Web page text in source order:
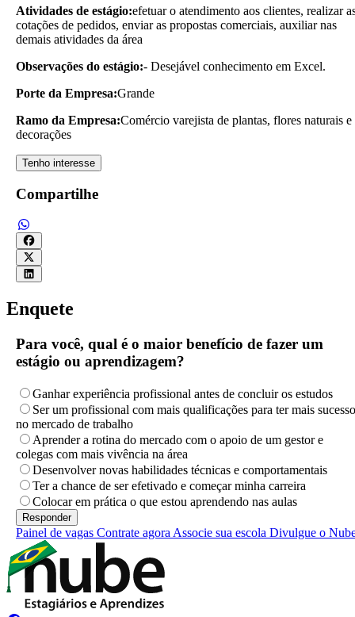
Atividades de estágio:efetuar o atendimento aos clientes, realizar
cotações de pedidos, enviar as propostas comerciais, auxiliar nas
demais atividades da área
Observações do estágio:- Desejável conhecimento em Excel.
Porte da Empresa:Grande
Ramo da Empresa:Comércio varejista de plantas, flores naturais e
decorações
Tenho interesse
Compartilhe
Enquete
Para você, qual é o maior benefício de fazer um
estágio ou aprendizagem?
Ganhar experiência profissional antes de concluir os estudos
Ser um profissional com mais qualificações para ter mais sucesso
no mercado de trabalho
Aprender a rotina do mercado com o apoio de um gestor e
colegas com mais vivência na área
Desenvolver novas habilidades técnicas e comportamentais
Ter a chance de ser efetivado e começar minha carreira
Colocar em prática o que estou aprendendo nas aulas
Painel de vagas Contrate agora Associe sua escola Divulgue o